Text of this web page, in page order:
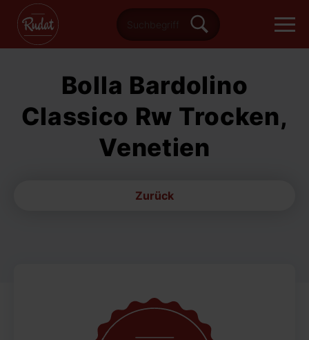
Bolla Bardolino
Classico Rw Trocken,
Venetien
Zurück